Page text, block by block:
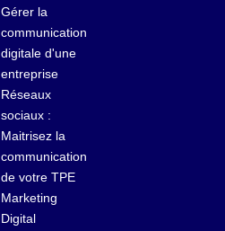
Gérer la
communication
digitale d'une
entreprise
Réseaux
sociaux :
Maitrisez la
communication
de votre TPE
Marketing
Digital